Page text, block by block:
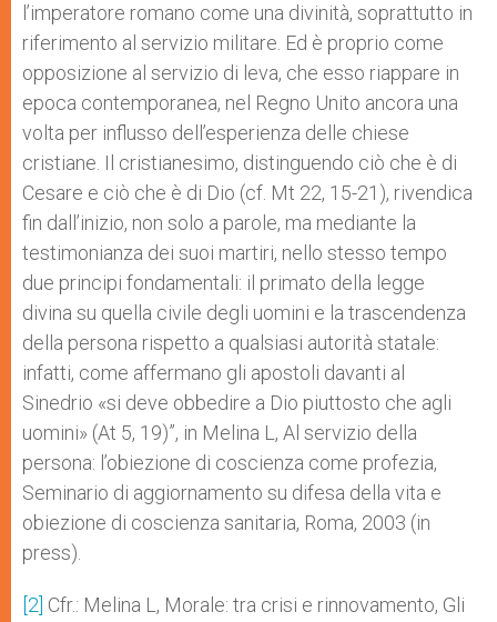
l’imperatore romano come una divinità, soprattutto in
riferimento al servizio militare. Ed è proprio come
opposizione al servizio di leva, che esso riappare in
epoca contemporanea, nel Regno Unito ancora una
volta per influsso dell’esperienza delle chiese
cristiane. Il cristianesimo, distinguendo ciò che è di
Cesare e ciò che è di Dio (cf. Mt 22, 15-21), rivendica
fin dall’inizio, non solo a parole, ma mediante la
testimonianza dei suoi martiri, nello stesso tempo
due principi fondamentali: il primato della legge
divina su quella civile degli uomini e la trascendenza
della persona rispetto a qualsiasi autorità statale:
infatti, come affermano gli apostoli davanti al
Sinedrio «si deve obbedire a Dio piuttosto che agli
uomini» (At 5, 19)”, in Melina L, Al servizio della
persona: l’obiezione di coscienza come profezia,
Seminario di aggiornamento su difesa della vita e
obiezione di coscienza sanitaria, Roma, 2003 (in
press).
[2] Cfr.: Melina L, Morale: tra crisi e rinnovamento, Gli